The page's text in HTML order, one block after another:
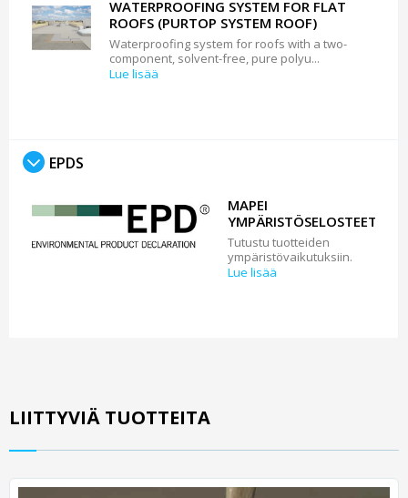
WATERPROOFING SYSTEM FOR FLAT
ROOFS (PURTOP SYSTEM ROOF)
Waterproofing system for roofs with a two-
component, solvent-free, pure polyu...
Lue lisää
EPDS
MAPEI
YMPÄRISTÖSELOSTEET
Tutustu tuotteiden
ympäristövaikutuksiin.
Lue lisää
LIITTYVIÄ TUOTTEITA